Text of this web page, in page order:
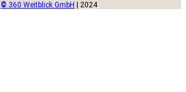
© 360 Weitblick GmbH | 2024